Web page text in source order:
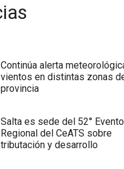
Continúa alerta
vientos en distintas zonas
provincia
Salta es sede del 52° Evento
Regional del CeATS sobre
tributación y desarrollo